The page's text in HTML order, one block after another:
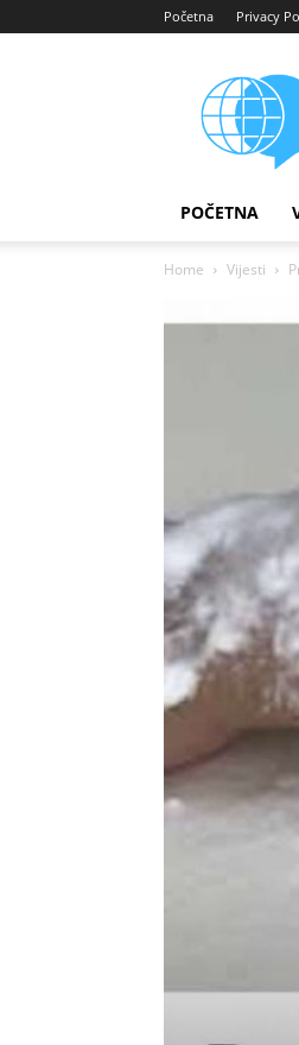
Početna Privacy
POČETNA
Home Vijesti